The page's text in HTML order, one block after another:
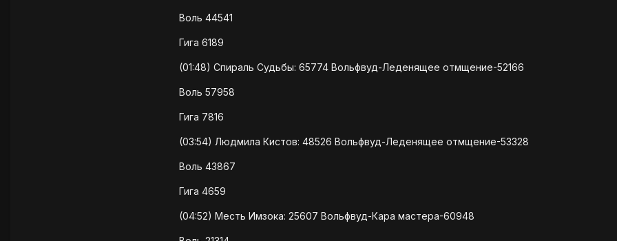
Воль 44541
Гига 6189
(01:48) Спираль Судьбы: 65774 Вольфвуд-Леденящее отмщение-52166
Воль 57958
Гига 7816
(03:54) Людмила Кистов: 48526 Вольфвуд-Леденящее отмщение-53328
Воль 43867
Гига 4659
(04:52) Месть Имзока: 25607 Вольфвуд-Кара мастера-60948